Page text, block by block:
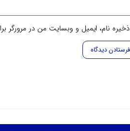
ذخیره نام، ایمیل و وبسایت من در مرورگر